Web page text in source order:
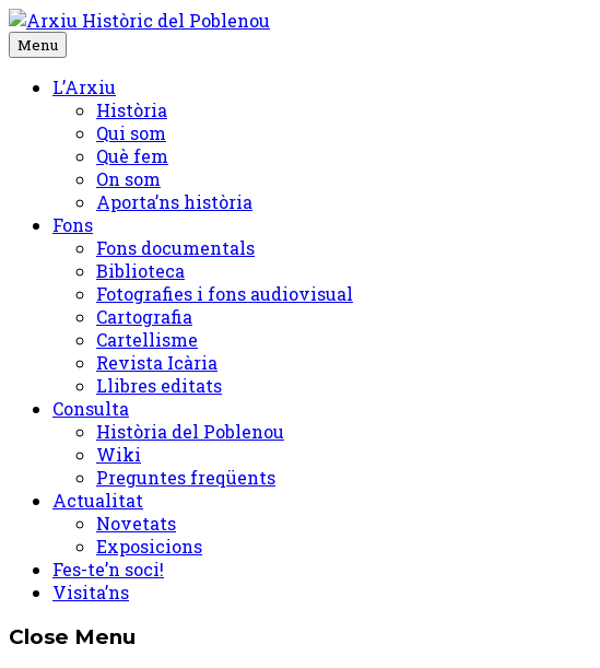
Skip
to
content
Menu
L’Arxiu
Història
Qui som
Què fem
On som
Aporta’ns història
Fons
Fons documentals
Biblioteca
Fotografies i fons audiovisual
Cartografia
Cartellisme
Revista Icària
Llibres editats
Consulta
Història del Poblenou
Wiki
Preguntes freqüents
Actualitat
Novetats
Exposicions
Fes-te’n soci!
Visita’ns
Close Menu